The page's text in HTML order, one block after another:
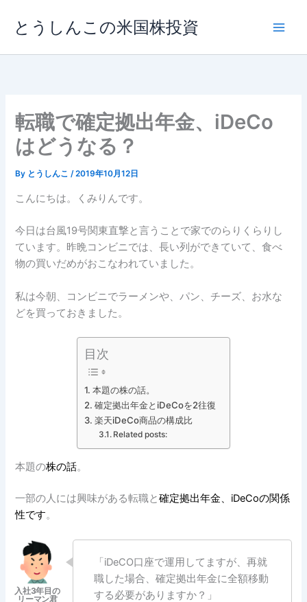
ス
とうしんこの米国株投資
転職で確定拠出年金、iDeCo
はどうなる？
By とうしんこ/2019年10月12日
こんにちは。くみりんです。
今日は台風19号関東直撃と言うことで家でのらりくらりし
ています。昨晩コンビニでは、長い列ができていて、食べ
物の買いだめがおこなわれていました。
私は今朝、コンビニでラーメンや、パン、チーズ、お水な
どを買っておきました。
目次
本題の株の話。
確定拠出年金とiDeCoを2往復
楽天iDeCo商品の構成比
Related posts:
本題の株の話。
一部の人には興味がある転職と確定拠出年金、iDeCoの関係
性です。
「iDeCO口座で運用してますが、再就
職した場合、確定拠出年金に全額移動
する必要がありますか？」